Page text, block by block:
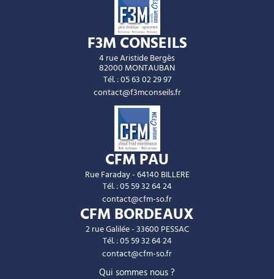
F3M CONSEILS
4 rue Aristide Bergès
82000 MONTAUBAN
Tél. : 05 63 02 29 97
contact@f3mconseils.fr
CFM PAU
Rue Faraday - 64140 BILLERE
Tél. : 05 59 32 64 24
contact@cfm-so.fr
CFM BORDEAUX
2 rue Galilée - 33600 PESSAC
Tél. : 05 59 32 64 24
contact@cfm-so.fr
Qui sommes nous ?